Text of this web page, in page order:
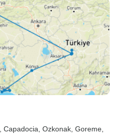
, Capadocia , Ozkonak , Goreme